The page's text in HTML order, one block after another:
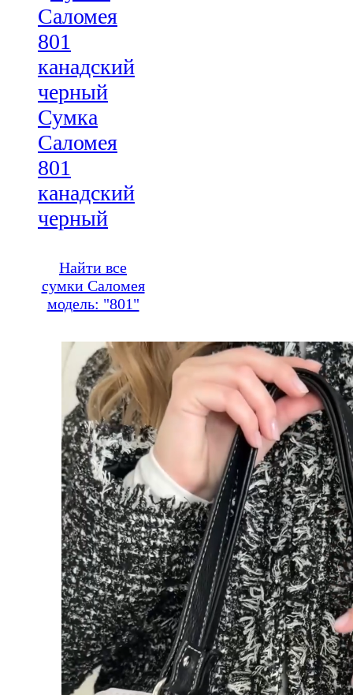
Сумка
Саломея
801
канадский
черный
Найти все
сумки Саломея
модель: "801"